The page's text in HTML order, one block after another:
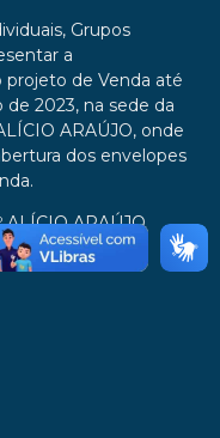
Grupos
a
projeto de Venda até
de 2023, na sede da
ARAÚJO, onde
dos envelopes
ALÍCIO ARAÚJO